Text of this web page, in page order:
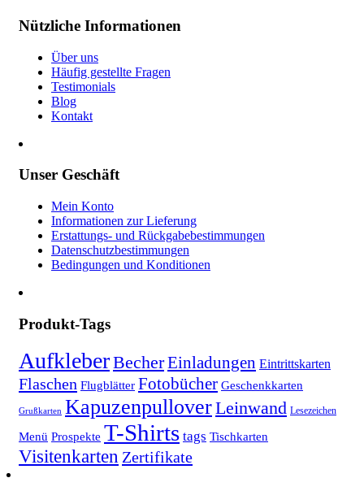
Nützliche Informationen
Über uns
Häufig gestellte Fragen
Testimonials
Blog
Kontakt
Unser Geschäft
Mein Konto
Informationen zur Lieferung
Erstattungs- und Rückgabebestimmungen
Datenschutzbestimmungen
Bedingungen und Konditionen
Produkt-Tags
AufkleberBecherEinladungen Eintrittskarten
Flaschen Flugblätter Fotobücher Geschenkkarten
Grußkarten KapuzenpulloverLeinwand Lesezeichen
Menü Prospekte T-Shirts tags Tischkarten
Visitenkarten Zertifikate